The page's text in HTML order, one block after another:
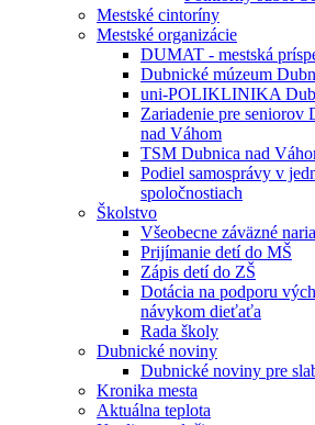
Mestské cintoríny
Mestské organizácie
DUMAT - mestská
Dubnické múzeum
uni-POLIKLINIKA
Zariadenie pre seniorov
nad Váhom
TSM Dubnica nad
Podiel samosprávy v
spoločnostiach
Školstvo
Všeobecne záväzné
Prijímanie detí do MŠ
Zápis detí do ZŠ
Dotácia na podporu
návykom dieťaťa
Rada školy
Dubnické noviny
Dubnické noviny pre
Kronika mesta
Aktuálna teplota